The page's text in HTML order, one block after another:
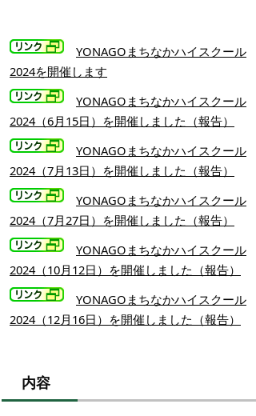
YONAGOまちなかハイスクール
2024を開催します
YONAGOまちなかハイスクール
2024（6月15日）を開催しました（報告）
YONAGOまちなかハイスクール
2024（7月13日）を開催しました（報告）
YONAGOまちなかハイスクール
2024（7月27日）を開催しました（報告）
YONAGOまちなかハイスクール
2024（10月12日）を開催しました（報告）
YONAGOまちなかハイスクール
2024（12月16日）を開催しました（報告）
内容